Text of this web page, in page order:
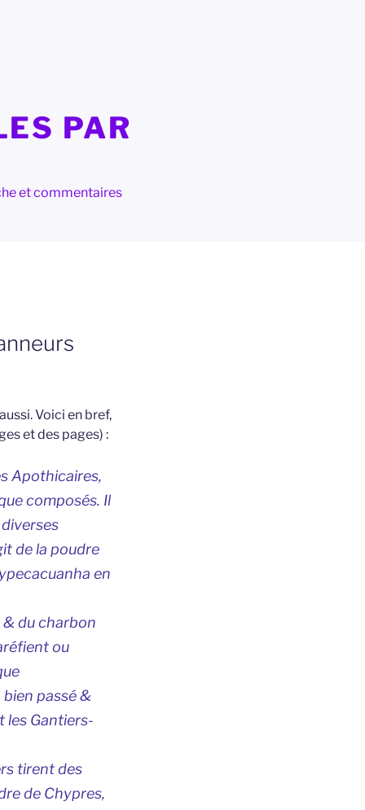
PAR
et commentaires
Voici en bref,
et des pages) :
Apothicaires,
composés. Il
de la poudre
en
& du charbon
ou
bien passé &
les Gantiers-
tirent des
de Chypres,